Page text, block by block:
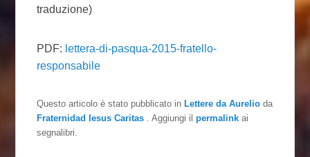
traduzione)
PDF: lettera-di-pasqua-2015-fratello-
responsabile
Questo articolo è stato pubblicato inLettere da Aurelio da
Fraternidad Iesus Caritas
. Aggiungi ilpermalink ai
segnalibri.